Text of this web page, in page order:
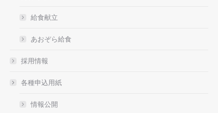
給食献立
あおぞら給食
採用情報
各種申込用紙
情報公開